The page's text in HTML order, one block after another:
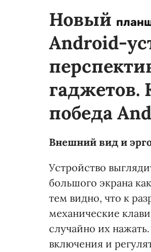
Новый
Android-
гаджетов.
победа
Внешний вид и
Устройство
большого экрана
тем видно, что к
механические
случайно их
включения и